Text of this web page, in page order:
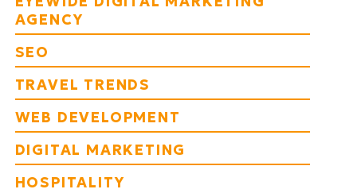
AGENCY
SEO
TRAVEL TRENDS
WEB DEVELOPMENT
DIGITAL MARKETING
HOSPITALITY